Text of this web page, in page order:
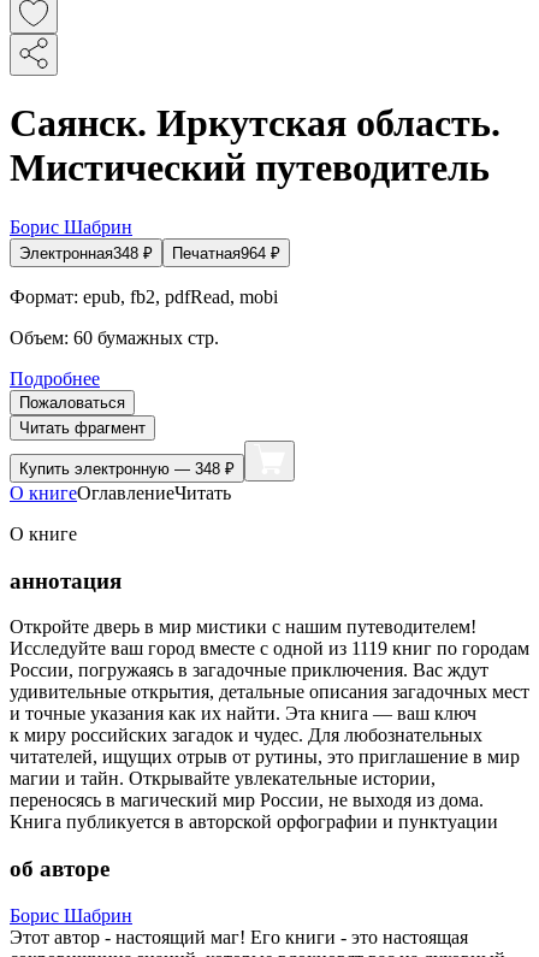
Саянск. Иркутская область.
Мистический путеводитель
Борис Шабрин
Электронная348 ₽ Печатная964 ₽
Формат: epub, fb2, pdfRead, mobi
Объем: 60 бумажных стр.
Подробнее
Пожаловаться
Читать фрагмент
Купить электронную — 348 ₽
О книгеОглавлениеЧитать
О книге
аннотация
Откройте дверь в мир мистики с нашим путеводителем!
Исследуйте ваш город вместе с одной из 1119 книг по городам
России, погружаясь в загадочные приключения. Вас ждут
удивительные открытия, детальные описания загадочных мест
и точные указания как их найти. Эта книга — ваш ключ
к миру российских загадок и чудес. Для любознательных
читателей, ищущих отрыв от рутины, это приглашение в мир
магии и тайн. Открывайте увлекательные истории,
переносясь в магический мир России, не выходя из дома.
Книга публикуется в авторской орфографии и пунктуации
об авторе
Борис Шабрин
Этот автор - настоящий маг! Его книги - это настоящая